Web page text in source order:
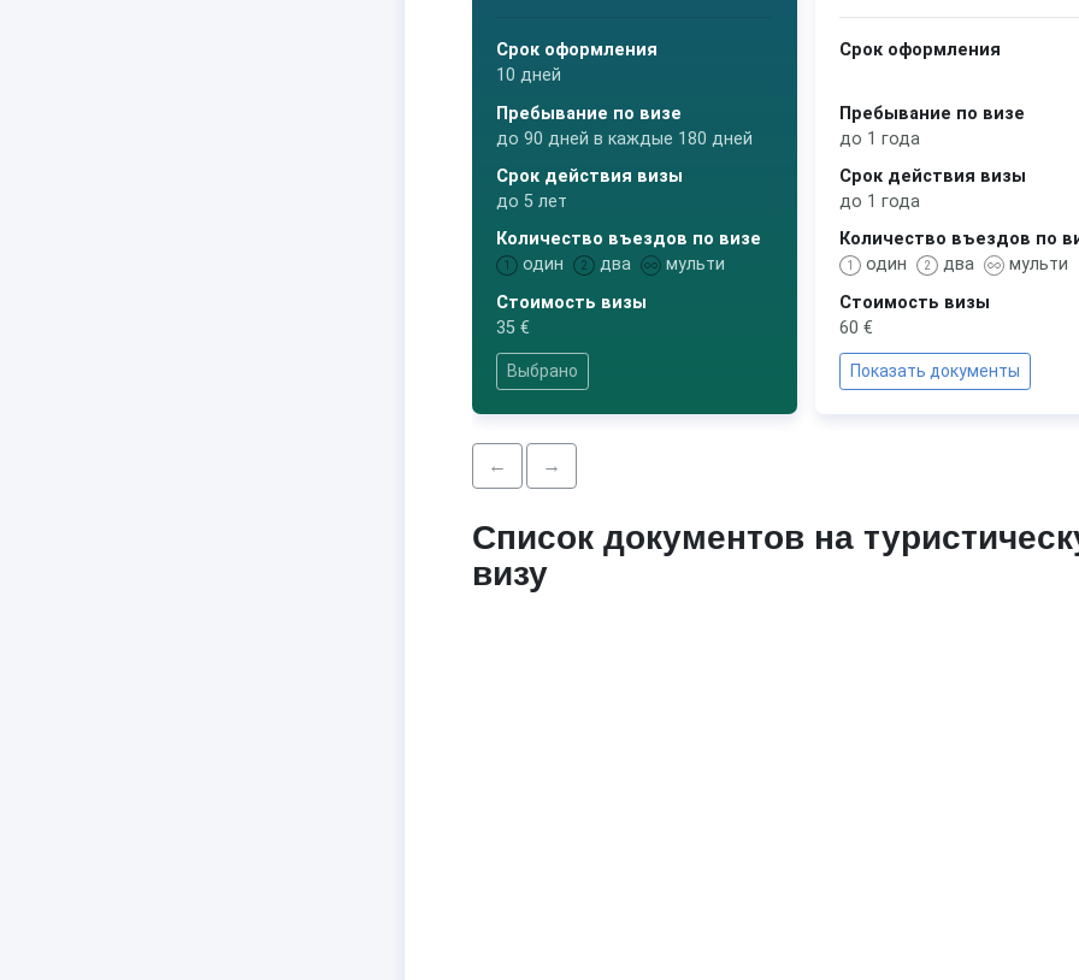
Срок оформления
10 дней
Пребывание по визе
до 90 дней в каждые 180 дней
Срок действия визы
до 5 лет
Количество въездов по визе
1 один 2 два
мульти
Стоимость визы
35 €
Выбрано
Срок оформления
Пребывание по визе
до 1 года
Срок действия визы
до 1 года
Количество въездов по
1 один 2 два
мульти
Стоимость визы
60 €
Показать документы
← →
Список документов на
визу